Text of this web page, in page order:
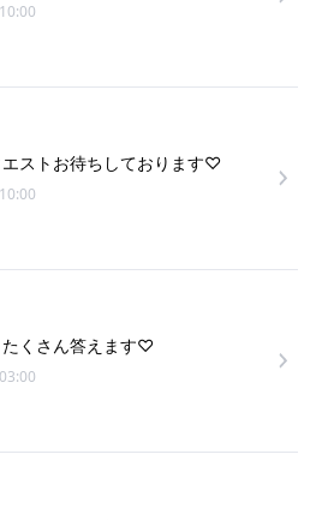
ストお待ちしております♡
たくさん答えます♡